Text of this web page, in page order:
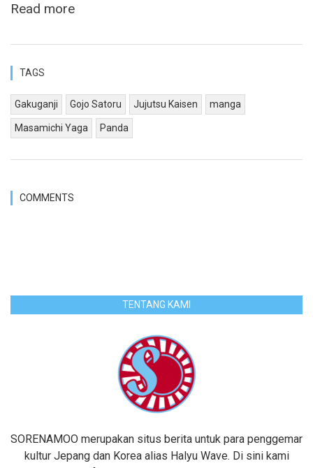
Read more
TAGS
Gakuganji Gojo Satoru Jujutsu Kaisen manga
Masamichi Yaga Panda
COMMENTS
TENTANG KAMI
SORENAMOO merupakan situs berita untuk para penggemar
kultur Jepang dan Korea alias Halyu Wave. Di sini kami